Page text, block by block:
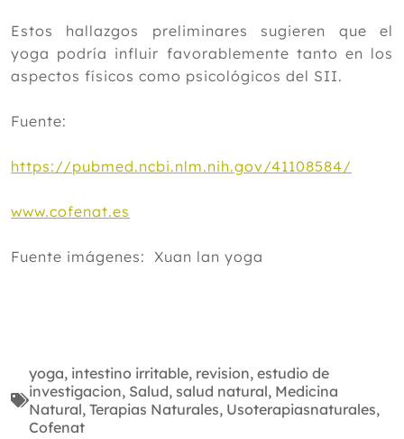
Estos hallazgos preliminares sugieren que el
yoga podría influir favorablemente tanto en los
aspectos físicos como psicológicos del SII.
Fuente:
https://pubmed.ncbi.nlm.nih.gov/41108584/
www.cofenat.es
Fuente imágenes: Xuan lan yoga
yoga, intestino irritable, revision, estudio de
investigacion, Salud, salud natural, Medicina
Natural, Terapias Naturales, Usoterapiasnaturales,
Cofenat